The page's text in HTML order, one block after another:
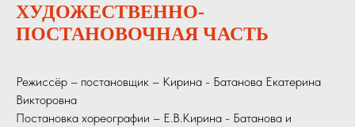
ХУДОЖЕСТВЕННО-
ПОСТАНОВОЧНАЯ ЧАСТЬ
Режиссёр – постановщик – Кирина - Батанова Екатерина
Викторовна
Постановка хореографии – Е.В.Кирина - Батанова и